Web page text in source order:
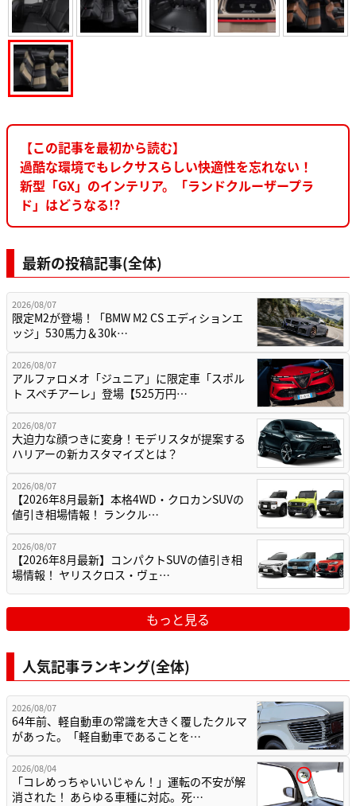
【この記事を最初から読む】
過酷な環境でもレクサスらしい快適性を忘れない！
新型「GX」のインテリア。「ランドクルーザープラ
ド」はどうなる!?
最新の投稿記事(全体)
2026/08/07
限定M2が登場！「BMW M2 CS エディションエ
ッジ」530馬力＆30k…
2026/08/07
アルファロメオ「ジュニア」に限定車「スポル
ト スペチアーレ」登場【525万円…
2026/08/07
大迫力な顔つきに変身！モデリスタが提案する
ハリアーの新カスタマイズとは？
2026/08/07
【2026年8月最新】本格4WD・クロカンSUVの
値引き相場情報！ ランクル…
2026/08/07
【2026年8月最新】コンパクトSUVの値引き相
場情報！ ヤリスクロス・ヴェ…
もっと見る
人気記事ランキング(全体)
2026/08/07
64年前、軽自動車の常識を大きく覆したクルマ
があった。「軽自動車であることを…
2026/08/04
「コレめっちゃいいじゃん！」運転の不安が解
消された！ あらゆる車種に対応。死…